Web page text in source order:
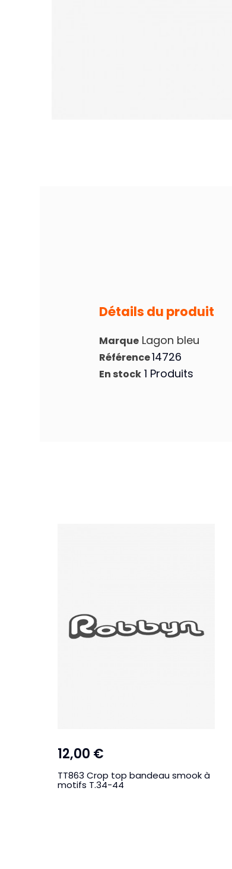
Détails du produit
Marque Lagon bleu
Référence14726
En stock 1 Produits
12,00 €
TT863 Crop top bandeau smook à
motifs T.34-44